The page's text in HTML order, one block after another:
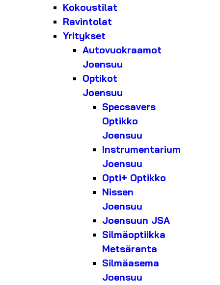
Kokoustilat
Ravintolat
Yritykset
Autovuokraamot
Joensuu
Optikot
Joensuu
Specsavers
Optikko
Joensuu
Instrumentarium
Joensuu
Opti+ Optikko
Nissen
Joensuu
Joensuun JSA
Silmäoptiikka
Metsäranta
Silmäasema
Joensuu